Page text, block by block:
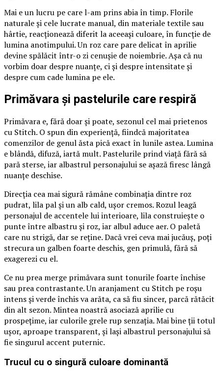
Mai e un lucru pe care l-am prins abia în timp. Florile
naturale și cele lucrate manual, din materiale textile sau
hârtie, reacționează diferit la aceeași culoare, în funcție de
lumina anotimpului. Un roz care pare delicat în aprilie
devine spălăcit într-o zi cenușie de noiembrie. Așa că nu
vorbim doar despre nuanțe, ci și despre intensitate și
despre cum cade lumina pe ele.
Primăvara și pastelurile care respiră
Primăvara e, fără doar și poate, sezonul cel mai prietenos
cu Stitch. O spun din experiență, fiindcă majoritatea
comenzilor de genul ăsta pică exact în lunile astea. Lumina
e blândă, difuză, iartă mult. Pastelurile prind viață fără să
pară sterse, iar albastrul personajului se așază firesc lângă
nuanțe deschise.
Direcția cea mai sigură rămâne combinația dintre roz
pudrat, lila pal și un alb cald, ușor cremos. Rozul leagă
personajul de accentele lui interioare, lila construiește o
punte între albastru și roz, iar albul aduce aer. O paletă
care nu strigă, dar se reține. Dacă vrei ceva mai jucăuș, poți
strecura un galben foarte deschis, gen primulă, fără să
exagerezi cu el.
Ce nu prea merge primăvara sunt tonurile foarte închise
sau prea contrastante. Un aranjament cu Stitch pe roșu
intens și verde închis va arăta, ca să fiu sincer, parcă rătăcit
din alt sezon. Mintea noastră asociază aprilie cu
prospețime, iar culorile grele rup senzația. Mai bine ții totul
ușor, aproape transparent, și lași albastrul personajului să
fie singurul accent puternic.
Trucul cu o singură culoare dominantă